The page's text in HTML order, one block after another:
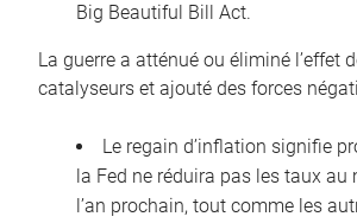
Big Beautiful Bill Act.
La guerre a atténué ou éliminé l’effet
catalyseurs et ajouté des forces
Le regain d’inflation signifie
la Fed ne réduira pas les taux au
l’an prochain, tout comme les